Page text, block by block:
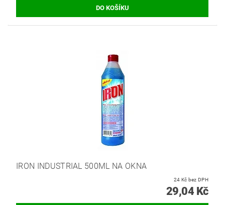
IRON INDUSTRIAL 500ML NA OKNA
24 Kč bez DPH
29,04 Kč